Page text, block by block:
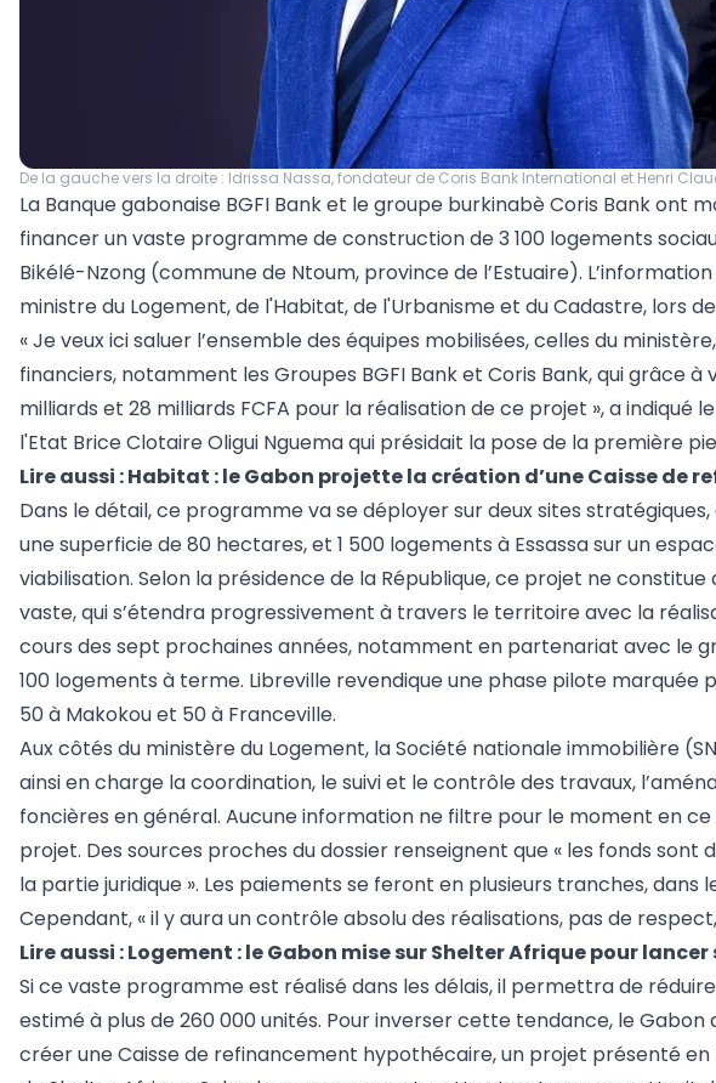
De la gauche vers la droite : Idrissa Nassa, fondateur de Coris Bank International et Henri
La Banque gabonaise BGFI Bank et le groupe burkinabè Coris Bank ont
financer un vaste programme de construction de 3 100 logements
Bikélé-Nzong (commune de Ntoum, province de l’Estuaire).
ministre du Logement, de l'Habitat, de l'Urbanisme et du Cadastre, lors
« Je veux ici saluer l’ensemble des équipes mobilisées, celles du
financiers, notamment les Groupes BGFI Bank et Coris Bank, qui grâce
milliards et 28 milliards FCFA pour la réalisation de ce projet », a
l'Etat Brice Clotaire Oligui Nguema qui présidait la pose de la première
Lire aussi :Habitat : le Gabon projette la création d’une Caisse de
Dans le détail, ce programme va se déployer sur deux sites
une superficie de 80 hectares, et 1 500 logements à Essassa sur un
viabilisation. Selon la présidence de la République, ce projet ne
vaste, qui s’étendra progressivement à travers le territoire avec la
cours des sept prochaines années, notamment en partenariat avec le
100 logements à terme. Libreville revendique une phase pilote
50 à Makokou et 50 à Franceville.
Aux côtés du ministère du Logement, la Société nationale immobilière
ainsi en charge la coordination, le suivi et le contrôle des travaux,
foncières en général. Aucune information ne filtre pour le moment en
projet. Des sources proches du dossier renseignent que « les fonds
la partie juridique ». Les paiements se feront en plusieurs tranches,
Cependant, « il y aura un contrôle absolu des réalisations, pas de
Lire aussi :Logement : le Gabon mise sur Shelter Afrique pour
Si ce vaste programme est réalisé dans les délais, il permettra de
estimé à plus de 260 000 unités. Pour inverser cette tendance, le
créer une Caisse de refinancement hypothécaire, un projet présenté